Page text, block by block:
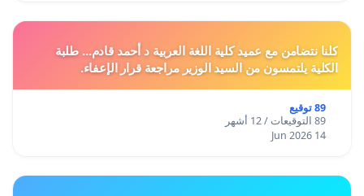
كلنا نتضامن مع عميد كلية اللغة العربية د أحمد قادم... طلبة
الكلية يلتمسون من السيد الوزير مراجعة قرار الإعفاء.
89 توقيع
89 التوقيعات / 12 أشهر
14 Jun 2026